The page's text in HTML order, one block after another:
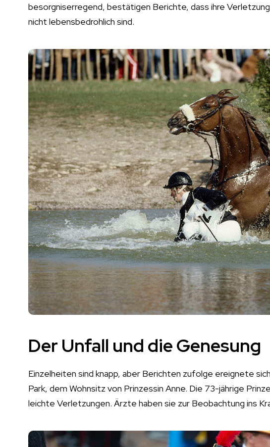
besorgniserregend, bestätigen Berichte, dass ihre
nicht lebensbedrohlich sind.
Der Unfall und die Genesung
Einzelheiten sind knapp, aber Berichten zufolge ereignete
Park, dem Wohnsitz von Prinzessin Anne. Die 73-jährige
leichte Verletzungen. Ärzte haben sie zur Beobachtung ins